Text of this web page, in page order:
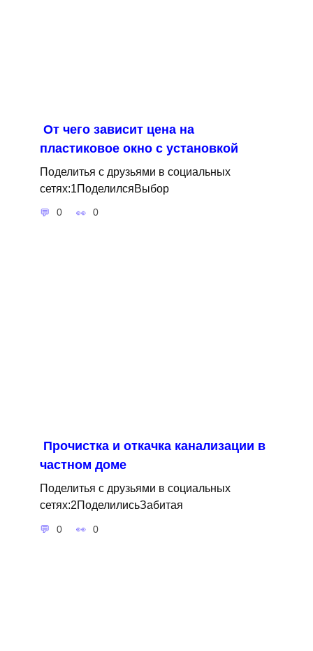
От чего зависит цена на
пластиковое окно с установкой
Поделитья с друзьями в социальных
сетях:1ПоделилсяВыбор
0 0
Прочистка и откачка канализации в
частном доме
Поделитья с друзьями в социальных
сетях:2ПоделилисьЗабитая
0 0